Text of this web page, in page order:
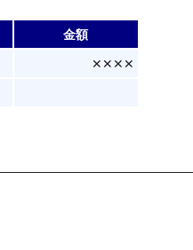
金額
✕✕✕✕